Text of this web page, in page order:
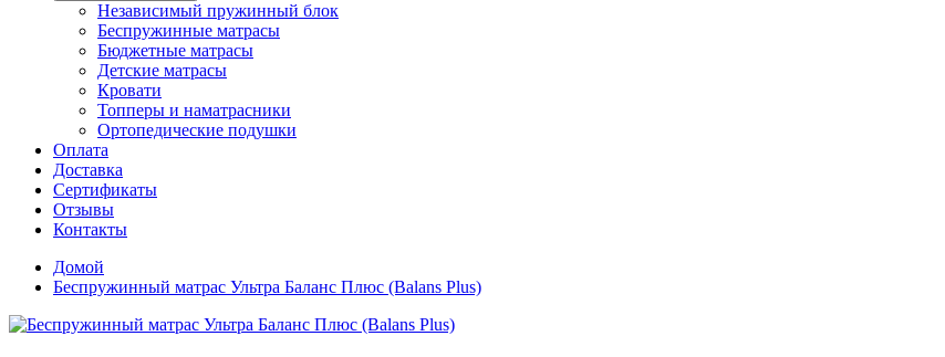
Независимый пружинный блок
Беспружинные матрасы
Бюджетные матрасы
Детские матрасы
Кровати
Топперы и наматрасники
Ортопедические подушки
Оплата
Доставка
Сертификаты
Отзывы
Контакты
Домой
Беспружинный матрас Ультра Баланс Плюс (Balans Plus)